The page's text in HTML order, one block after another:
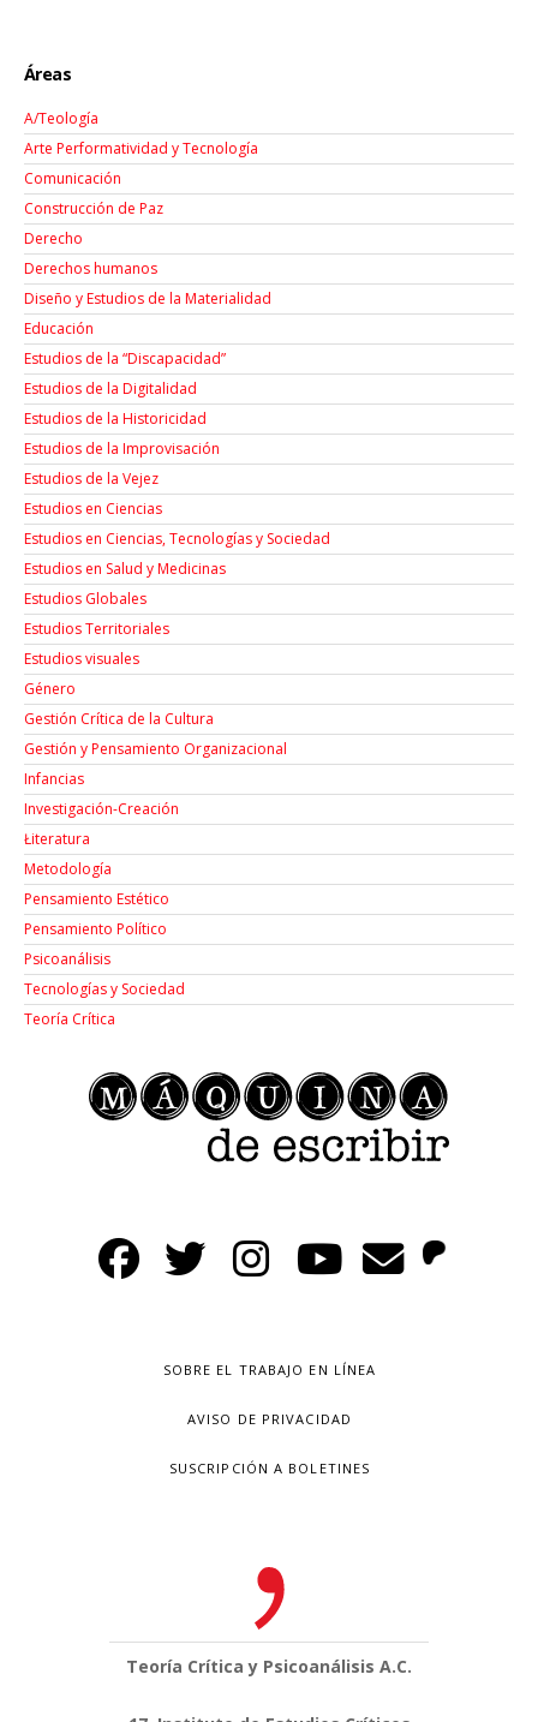
Áreas
A/Teología
Arte Performatividad y Tecnología
Comunicación
Construcción de Paz
Derecho
Derechos humanos
Diseño y Estudios de la Materialidad
Educación
Estudios de la “Discapacidad”
Estudios de la Digitalidad
Estudios de la Historicidad
Estudios de la Improvisación
Estudios de la Vejez
Estudios en Ciencias
Estudios en Ciencias, Tecnologías y Sociedad
Estudios en Salud y Medicinas
Estudios Globales
Estudios Territoriales
Estudios visuales
Género
Gestión Crítica de la Cultura
Gestión y Pensamiento Organizacional
Infancias
Investigación-Creación
Łiteratura
Metodología
Pensamiento Estético
Pensamiento Político
Psicoanálisis
Tecnologías y Sociedad
Teoría Crítica
SOBRE EL TRABAJO EN LÍNEA
AVISO DE PRIVACIDAD
SUSCRIPCIÓN A BOLETINES
Teoría Crítica y Psicoanálisis A.C.